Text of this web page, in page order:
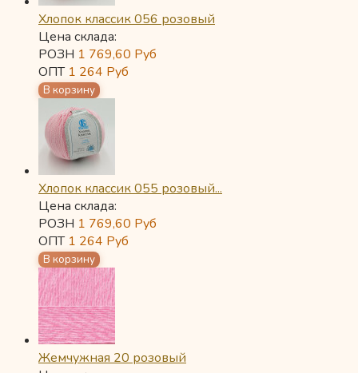
Хлопок классик 056 розовый
Цена склада:
РОЗН 1 769,60 Руб
ОПТ 1 264 Руб
Хлопок классик 055 розовый...
Цена склада:
РОЗН 1 769,60 Руб
ОПТ 1 264 Руб
Жемчужная 20 розовый